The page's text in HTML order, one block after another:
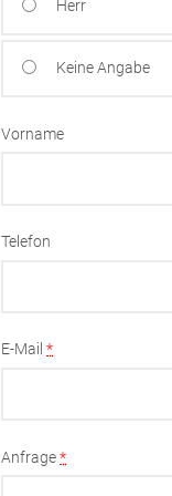
Herr
Keine Angabe
Vorname
Telefon
E-Mail*
Anfrage*